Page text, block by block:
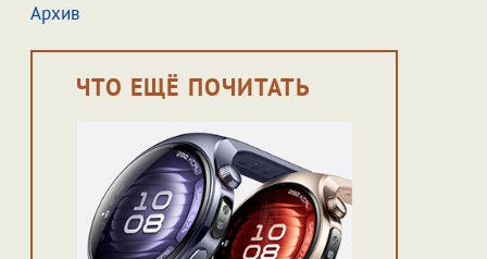
Архив
ЧТО ЕЩЁ ПОЧИТАТЬ